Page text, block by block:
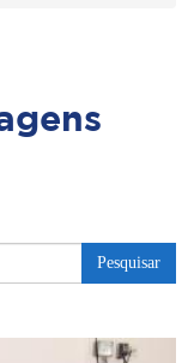
Pesquisar